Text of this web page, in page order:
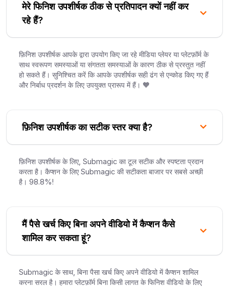
मेरे फिनिश उपशीर्षक ठीक से प्रतिपादन क्यों नहीं कर
रहे हैं?
फ़िनिश उपशीर्षक आपके द्वारा उपयोग किए जा रहे मीडिया प्लेयर या प्लेटफ़ॉर्म के
साथ स्वरूपण समस्याओं या संगतता समस्याओं के कारण ठीक से प्रस्तुत नहीं
हो सकते हैं। सुनिश्चित करें कि आपके उपशीर्षक सही ढंग से एन्कोड किए गए हैं
और निर्बाध प्रदर्शन के लिए उपयुक्त प्रारूप में हैं। 🧡
फ़िनिश उपशीर्षक का सटीक स्तर क्या है?
फ़िनिश उपशीर्षक के लिए, Submagic का टूल सटीक और स्पष्टता प्रदान
करता है। कैप्शन के लिए Submagic की सटीकता बाजार पर सबसे अच्छी
है। 98.8%!
मैं पैसे खर्च किए बिना अपने वीडियो में कैप्शन कैसे
शामिल कर सकता हूं?
Submagic के साथ, बिना पैसा खर्च किए अपने वीडियो में कैप्शन शामिल
करना सरल है। हमारा प्लेटफ़ॉर्म बिना किसी लागत के फिनिश वीडियो के लिए